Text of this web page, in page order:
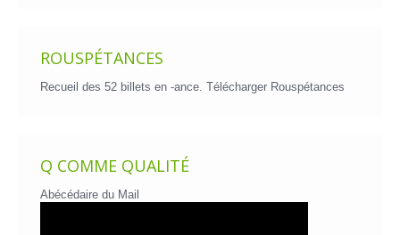
ROUSPÉTANCES
Recueil des 52 billets en -ance. Télécharger Rouspétances
Q COMME QUALITÉ
Abécédaire du Mail